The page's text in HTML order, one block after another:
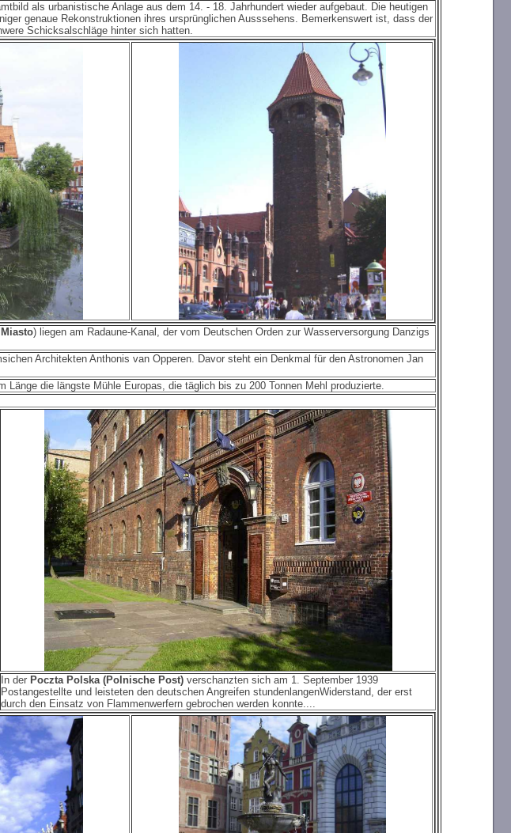
als urbanistische Anlage aus dem 14. - 18. Jahrhundert wieder aufgebaut. Die heutigen
genaue Rekonstruktionen ihres ursprünglichen Ausssehens. Bemerkenswert ist, dass der
Schicksalschläge hinter sich hatten.
) liegen am Radaune-Kanal, der vom Deutschen Orden zur Wasserversorgung Danzigs
Architekten Anthonis van Opperen. Davor steht ein Denkmal für den Astronomen Jan
die längste Mühle Europas, die täglich bis zu 200 Tonnen Mehl produzierte.
In der Poczta Polska (Polnische Post) verschanzten sich am 1. September 1939
Postangestellte und leisteten den deutschen Angreifen stundenlangenWiderstand, der erst
durch den Einsatz von Flammenwerfern gebrochen werden konnte....